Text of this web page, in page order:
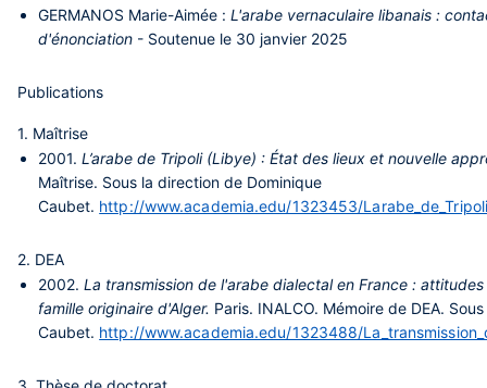
GERMANOS Marie-Aimée :L'arabe vernaculaire libanais :
d'énonciation - Soutenue le 30 janvier 2025
Publications
1. Maîtrise
2001.L’arabe de Tripoli (Libye) : État des lieux et nouvelle
Maîtrise. Sous la direction de Dominique
Caubet. http://www.academia.edu/1323453/
2. DEA
2002.La transmission de l'arabe dialectal en France :
famille originaire d'Alger. Paris. INALCO. Mémoire de DEA.
Caubet. http://www.academia.edu/1323488/